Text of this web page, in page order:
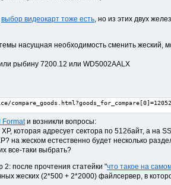
выбор видеокарт тоже есть, но из этих двух
насущная необходимость сменить жеский,
рыбину 7200.12 или WD5002AALX
Formatи возникли вопросы:
ХР, которая адресует сектора по 512байт, а
на жеском естественно будет несколько
все-таки выбрать?
2: после прочтения статейки "что такое на
жеских (2*500 + 2*2000) файлсервер, в